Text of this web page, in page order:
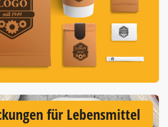
für Lebensmittel